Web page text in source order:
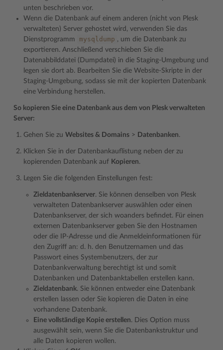
unten beschrieben vor.
Wenn die Datenbank auf einem anderen (nicht von Plesk
verwalteten) Server gehostet wird, verwenden Sie das
Dienstprogramm
mysqldump , um die Datenbank zu
exportieren. Anschließend verschieben Sie die
Datenabbilddatei (Dumpdatei) in die Staging-Umgebung und
legen sie dort ab. Bearbeiten Sie die Website-Skripte in der
Staging-Umgebung, sodass sie mit der kopierten Datenbank
eine Verbindung herstellen.
So kopieren Sie eine Datenbank aus dem von Plesk verwalteten
Server:
Gehen Sie zu Websites & Domains > Datenbanken.
Klicken Sie in der Datenbankauflistung neben der zu
kopierenden Datenbank auf Kopieren.
Legen Sie die folgenden Einstellungen fest:
Zieldatenbankserver. Sie können denselben von Plesk
verwalteten Datenbankserver auswählen oder einen
Datenbankserver, der sich woanders befindet. Für einen
externen Datenbankserver geben Sie den Hostnamen
oder die IP-Adresse und die Anmeldeinformationen für
den Zugriff an: d. h. den Benutzernamen und das
Passwort eines Systembenutzers, der zur
Datenbankverwaltung berechtigt ist und somit
Datenbanken und Datenbanktabellen erstellen kann.
Zieldatenbank. Sie können entweder eine Datenbank
erstellen lassen oder Sie kopieren die Daten in eine
vorhandene Datenbank.
Eine vollständige Kopie erstellen. Dies Option muss
ausgewählt sein, wenn Sie die Datenbankstruktur und
alle Daten kopieren wollen.